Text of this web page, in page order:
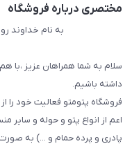
مختصری درباره فروشگاه
به نام خداوند
سلام به شما همراهان عزیز ،با
داشته باشیم.
اعم از انواع پتو و حوله و سایر
پادری و پرده حمام و ...) به صورت